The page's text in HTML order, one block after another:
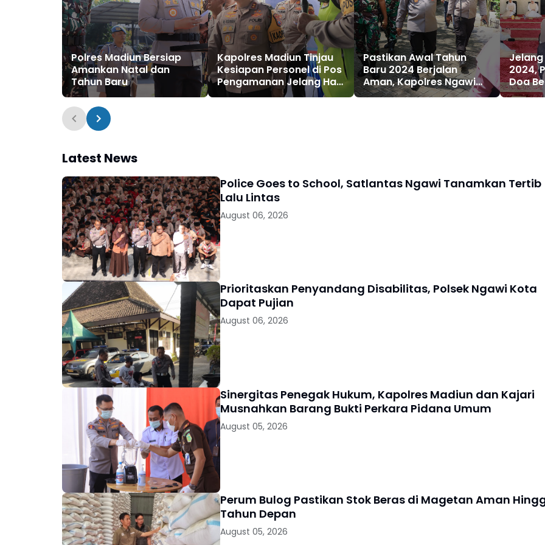
Polres Madiun Bersiap
Amankan Natal dan
Tahun Baru
Kapolres Madiun Tinjau
Kesiapan Personel di Pos
Pengamanan Jelang Hari
Natal dan Tahun Baru.
Pastikan Awal Tahun
Baru 2024 Berjalan
Aman, Kapolres Ngawi
Cek langsung Tempat
2024,
Doa
Latest News
Police Goes to School, Satlantas Ngawi Tanamkan Tertib
Lalu Lintas
August 06, 2026
Prioritaskan Penyandang Disabilitas, Polsek Ngawi Kota
Dapat Pujian
August 06, 2026
Sinergitas Penegak Hukum, Kapolres Madiun dan Kajari
Musnahkan Barang Bukti Perkara Pidana Umum
August 05, 2026
Perum Bulog Pastikan Stok Beras di Magetan Aman
Tahun Depan
August 05, 2026